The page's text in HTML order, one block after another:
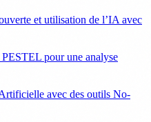
et utilisation de l’IA avec
pour une analyse
avec des outils No-